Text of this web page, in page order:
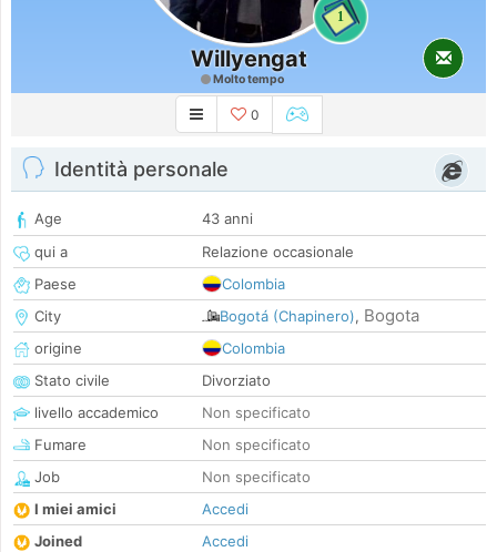
1
Willyengat
Molto tempo
0
Identità personale
Age
43 anni
qui a
Relazione occasionale
Paese
Colombia
City
Bogotá (Chapinero), Bogota
origine
Colombia
Stato civile
Divorziato
livello accademico
Non specificato
Fumare
Non specificato
Job
Non specificato
I miei amici
Accedi
Joined
Accedi